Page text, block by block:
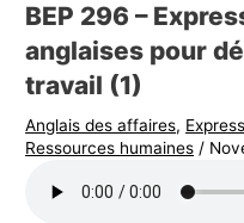
BEP 296 –
anglaises pour
travail (1)
Anglais des affaires,
Ressources humaines /
i
s
d
e
s